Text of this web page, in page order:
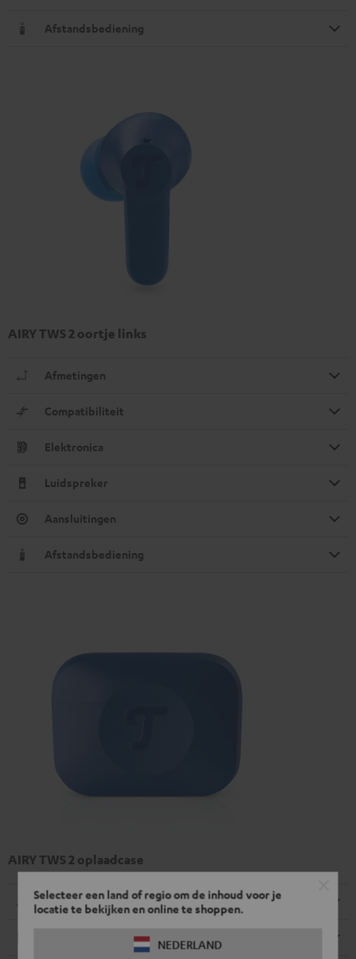
Selecteer een land of regio om de inhoud voor je
locatie te bekijken en online te shoppen.
NEDERLAND
Afstandsbediening
AIRY TWS 2 oortje links
Afmetingen
Compatibiliteit
Elektronica
Luidspreker
Aansluitingen
Afstandsbediening
AIRY TWS 2 oplaadcase
Afmetingen